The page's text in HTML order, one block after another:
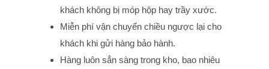
khách không bị móp hộp hay trầy xước.
Miễn phí vận chuyển chiều ngược lại cho
khách khi gửi hàng bảo hành.
Hàng luôn sẳn sàng trong kho, bao nhiêu